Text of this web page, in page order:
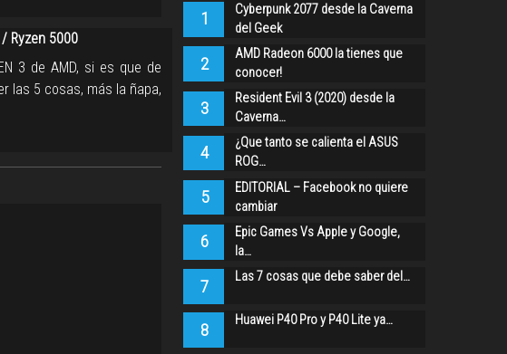
Ryzen 5000
3 de AMD, si es que de
las 5 cosas, más la ñapa,
1
Cyberpunk 2077 desde la Caverna
del Geek
2
AMD Radeon 6000 la tienes que
conocer!
3
Resident Evil 3 (2020) desde la
Caverna…
4
¿Que tanto se calienta el ASUS
ROG…
5
EDITORIAL – Facebook no quiere
cambiar
6
Epic Games Vs Apple y Google,
la…
7 Las 7 cosas que debe saber del…
8 Huawei P40 Pro y P40 Lite ya…